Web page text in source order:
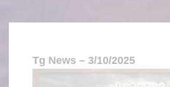
Tg News – 3/10/2025